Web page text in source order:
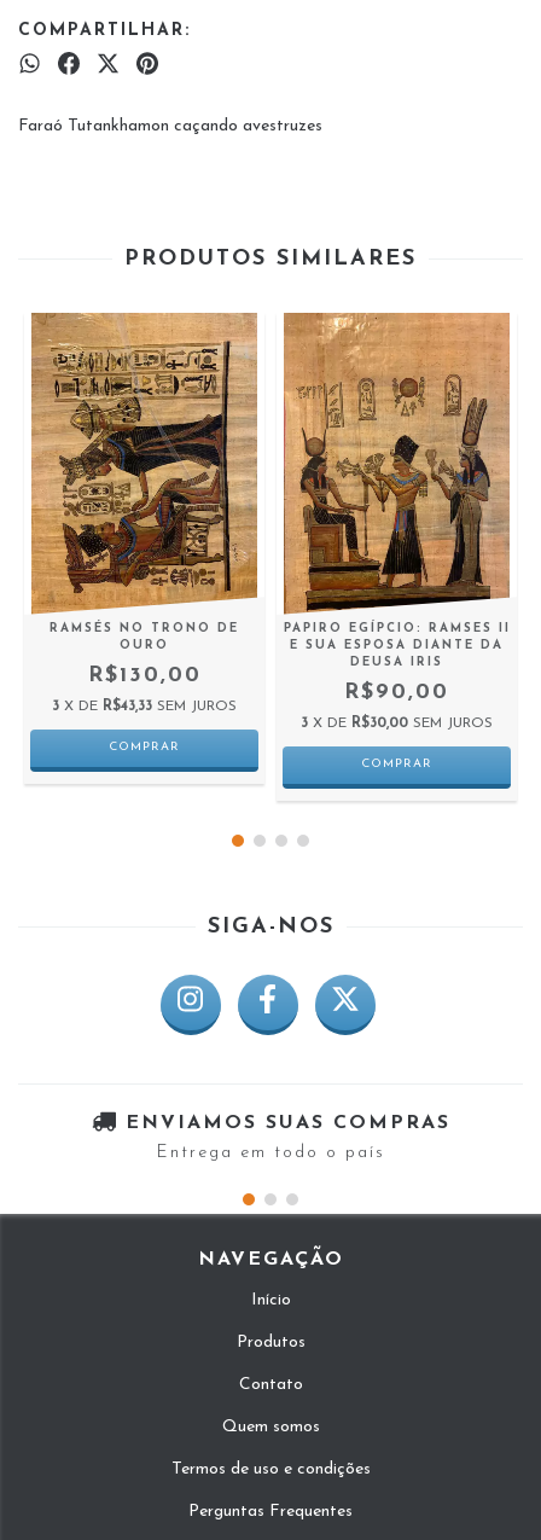
COMPARTILHAR:
Faraó Tutankhamon caçando avestruzes
PRODUTOS SIMILARES
RAMSÉS NO TRONO DE
OURO
R$130,00
3 X DE R$43,33 SEM JUROS
PAPIRO EGÍPCIO: RAMSES II
E SUA ESPOSA DIANTE DA
DEUSA IRIS
R$90,00
3 X DE R$30,00 SEM JUROS
SIGA-NOS
ENVIAMOS SUAS COMPRAS
Entrega em todo o país
NAVEGAÇÃO
Início
Produtos
Contato
Quem somos
Termos de uso e condições
Perguntas Frequentes